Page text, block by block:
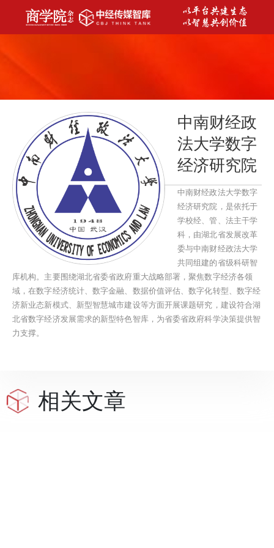
中南财经政
法大学数字
经济研究院
中南财经政法大学数字
经济研究院，是依托于
学校经、管、法主干学
科，由湖北省发展改革
委与中南财经政法大学
共同组建的省级科研智
库机构。主要围绕湖北省委省政府重大战略部署，聚焦数字经济各领
域，在数字经济统计、数字金融、数据价值评估、数字化转型、数字经
济新业态新模式、新型智慧城市建设等方面开展课题研究，建设符合湖
北省数字经济发展需求的新型特色智库，为省委省政府科学决策提供智
力支撑。
相关文章